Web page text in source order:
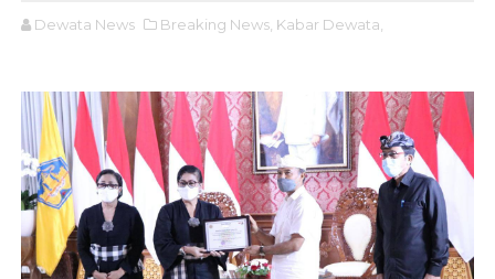
Dewata News Breaking News, Kabar Dewata,